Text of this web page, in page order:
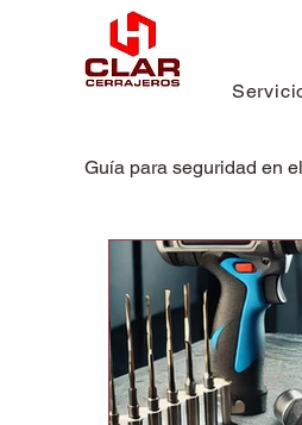
Guía para seguridad en